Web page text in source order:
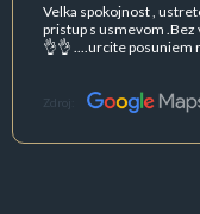
Velka spokojnost ,
pristup s usmevom .Bez
👌👌 ....urcite posuniem
Zdroj: